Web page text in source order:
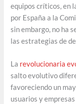
equipos críticos, en
por España a la
sin embargo, no ha
las estrategias de
La revolucionaria
salto evolutivo
favoreciendo un
usuarios y